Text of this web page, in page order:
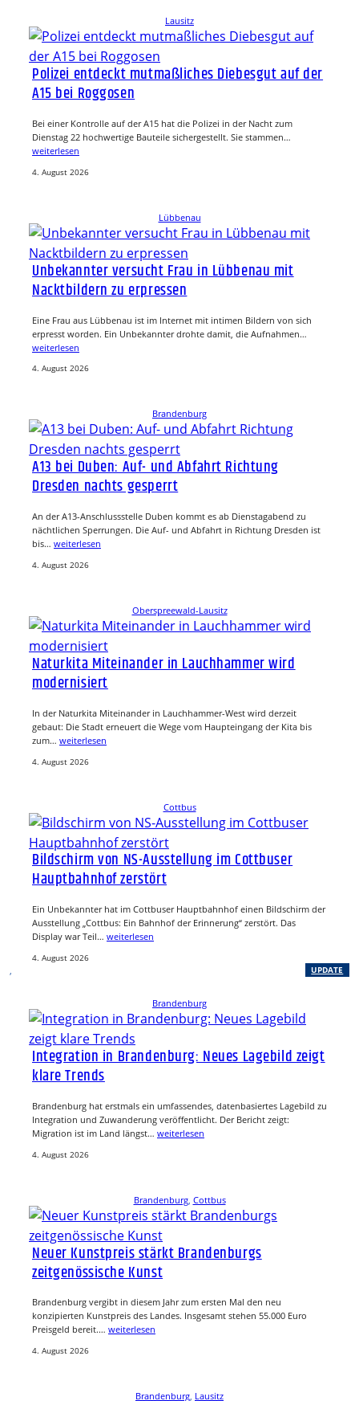
Lausitz
Polizei entdeckt mutmaßliches Diebesgut auf der
A15 bei Roggosen
Bei einer Kontrolle auf der A15 hat die Polizei in der Nacht zum
Dienstag 22 hochwertige Bauteile sichergestellt. Sie stammen…
weiterlesen
4. August 2026
Lübbenau
Unbekannter versucht Frau in Lübbenau mit
Nacktbildern zu erpressen
Eine Frau aus Lübbenau ist im Internet mit intimen Bildern von sich
erpresst worden. Ein Unbekannter drohte damit, die Aufnahmen…
weiterlesen
4. August 2026
Brandenburg
A13 bei Duben: Auf- und Abfahrt Richtung
Dresden nachts gesperrt
An der A13-Anschlussstelle Duben kommt es ab Dienstagabend zu
nächtlichen Sperrungen. Die Auf- und Abfahrt in Richtung Dresden ist
bis… weiterlesen
4. August 2026
Oberspreewald-Lausitz
Naturkita Miteinander in Lauchhammer wird
modernisiert
In der Naturkita Miteinander in Lauchhammer-West wird derzeit
gebaut: Die Stadt erneuert die Wege vom Haupteingang der Kita bis
zum… weiterlesen
4. August 2026
Cottbus
, UPDATE
Bildschirm von NS-Ausstellung im Cottbuser
Hauptbahnhof zerstört
Ein Unbekannter hat im Cottbuser Hauptbahnhof einen Bildschirm der
Ausstellung „Cottbus: Ein Bahnhof der Erinnerung“ zerstört. Das
Display war Teil… weiterlesen
4. August 2026
Brandenburg
Integration in Brandenburg: Neues Lagebild zeigt
klare Trends
Brandenburg hat erstmals ein umfassendes, datenbasiertes Lagebild zu
Integration und Zuwanderung veröffentlicht. Der Bericht zeigt:
Migration ist im Land längst… weiterlesen
4. August 2026
Brandenburg, Cottbus
Neuer Kunstpreis stärkt Brandenburgs
zeitgenössische Kunst
Brandenburg vergibt in diesem Jahr zum ersten Mal den neu
konzipierten Kunstpreis des Landes. Insgesamt stehen 55.000 Euro
Preisgeld bereit.… weiterlesen
4. August 2026
Brandenburg, Lausitz